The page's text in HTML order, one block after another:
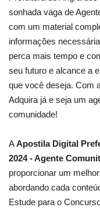
sonhada vaga de
com um material
informações
perca mais tempo e
seu futuro e alcance a
que você deseja. Com
Adquira já e seja um
comunidade!
AApostila Digital
2024 - Agente
proporcionar um
abordando cada
Estude para o